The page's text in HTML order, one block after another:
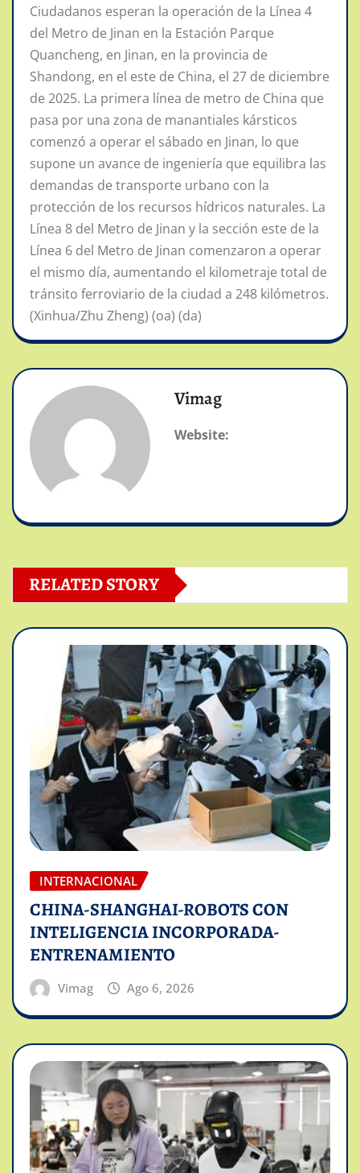
Ciudadanos esperan la operación de la Línea 4
del Metro de Jinan en la Estación Parque
Quancheng, en Jinan, en la provincia de
Shandong, en el este de China, el 27 de diciembre
de 2025. La primera línea de metro de China que
pasa por una zona de manantiales kársticos
comenzó a operar el sábado en Jinan, lo que
supone un avance de ingeniería que equilibra las
demandas de transporte urbano con la
protección de los recursos hídricos naturales. La
Línea 8 del Metro de Jinan y la sección este de la
Línea 6 del Metro de Jinan comenzaron a operar
el mismo día, aumentando el kilometraje total de
tránsito ferroviario de la ciudad a 248 kilómetros.
(Xinhua/Zhu Zheng) (oa) (da)
Vimag
Website:
RELATED STORY
INTERNACIONAL
CHINA-SHANGHAI-ROBOTS CON
INTELIGENCIA INCORPORADA-
ENTRENAMIENTO
Vimag Ago 6, 2026